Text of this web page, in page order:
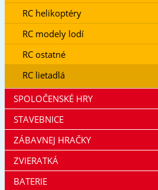
RC helikoptéry
RC modely lodí
RC ostatné
RC lietadlá
SPOLOČENSKÉ HRY
STAVEBNICE
ZÁBAVNEJ HRAČKY
ZVIERATKÁ
BATERIE